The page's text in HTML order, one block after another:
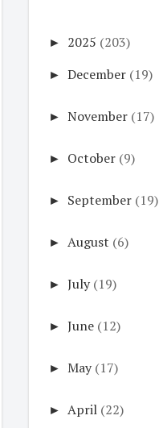
► 2025 (203)
► December (19)
► November (17)
► October (9)
► September (19)
► August (6)
► July (19)
► June (12)
► May (17)
► April (22)